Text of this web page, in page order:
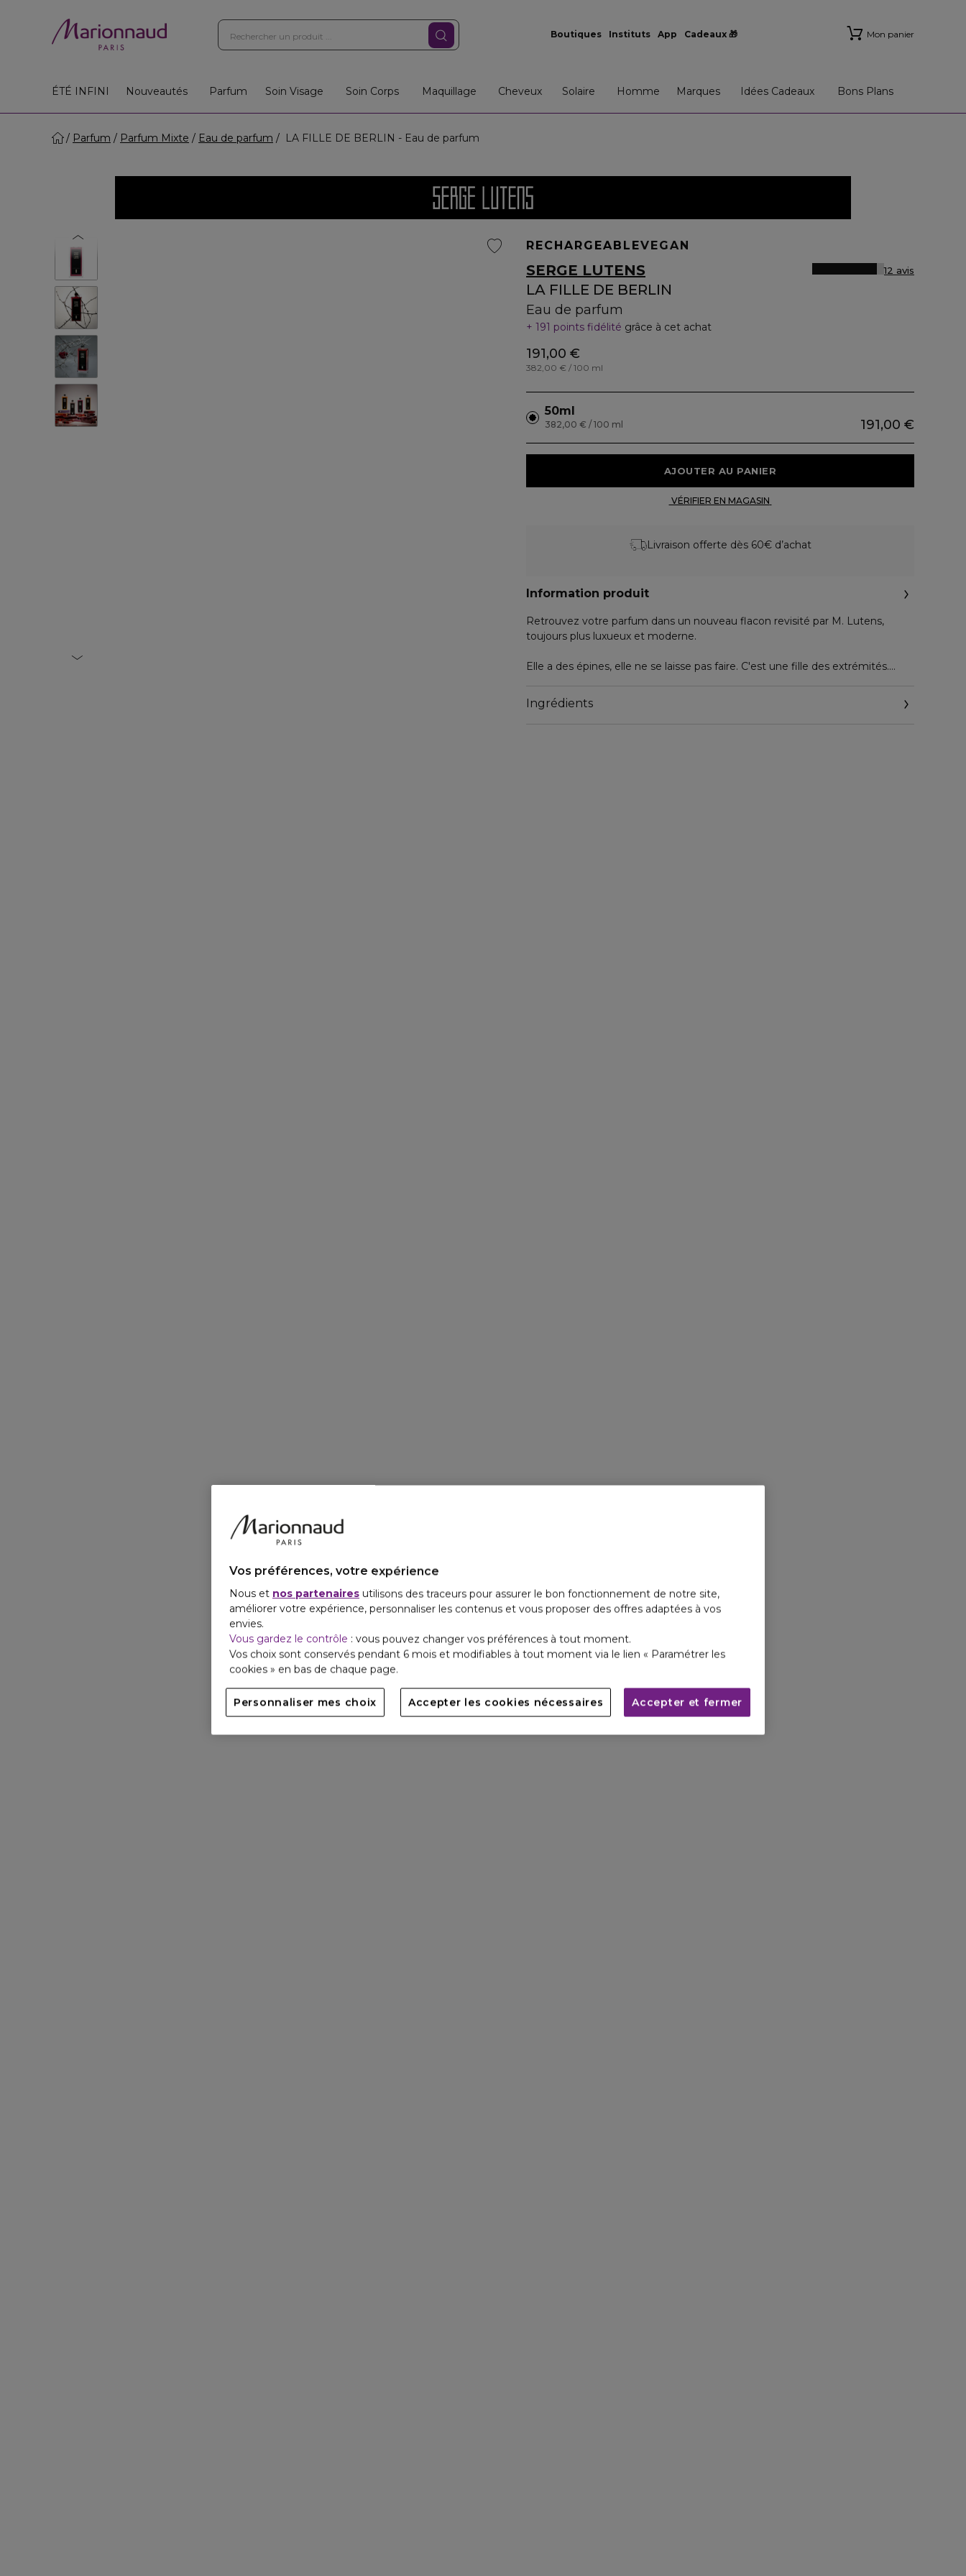
Boutiques Instituts App Cadeaux 🎁 Mon panier
ÉTÉ INFINI Nouveautés Parfum Soin Visage Soin Corps Maquillage Cheveux Solaire Homme Marques Idées Cadeaux Bons Plans
Parfum Parfum Mixte Eau de parfum LA FILLE DE BERLIN - Eau de parfum
RECHARGEABLEVEGAN
SERGE LUTENS
LA FILLE DE BERLIN
Eau de parfum
12 avis
191 points fidélité grâce à cet achat
191,00 €
382,00 € / 100 ml
50ml
191,00 €
382,00 € / 100 ml
Livraison offerte dès 60€ d’achat
Information produit
Retrouvez votre parfum dans un nouveau flacon revisité par M. Lutens,
toujours plus luxueux et moderne.
Elle a des épines, elle ne se laisse pas faire. C'est une fille des extrémités.
Sa senteur vous soulève, elle détonne et étonne.
Ingrédients
Vos préférences, votre expérience
Nous et nos partenaires utilisons des traceurs pour assurer le bon fonctionnement de notre site,
améliorer votre expérience, personnaliser les contenus et vous proposer des offres adaptées à vos
envies.
Vous gardez le contrôle : vous pouvez changer vos préférences à tout moment.
Vos choix sont conservés pendant 6 mois et modifiables à tout moment via le lien « Paramétrer les
cookies » en bas de chaque page.
Personnaliser mes choix Accepter les cookies nécessaires Accepter et fermer